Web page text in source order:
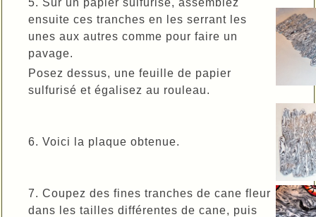
ensuite ces tranches en les serrant les
unes aux autres comme pour faire un
pavage.
Posez dessus, une feuille de papier
sulfurisé et égalisez au rouleau.
6. Voici la plaque obtenue.
7. Coupez des fines tranches de cane fleur
dans les tailles différentes de cane, puis